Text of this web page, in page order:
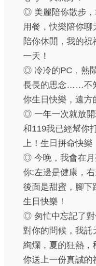
◎ 美麗陪你散步
用餐，快樂陪你
陪你休閒，我的
一天！
◎ 冷冷的PC，熱
長長的思念……不
你生日快樂，遠方
◎ 一年一次就放
和119我已經幫你
上！生日拼命快樂
◎ 今晚，我會在月
你:左邊是健康，
後面是甜蜜，腳下
生日快樂！
◎ 匆忙中忘記了對
對你的問候，我託
絢爛，夏的狂熱，
你送上一份真誠的